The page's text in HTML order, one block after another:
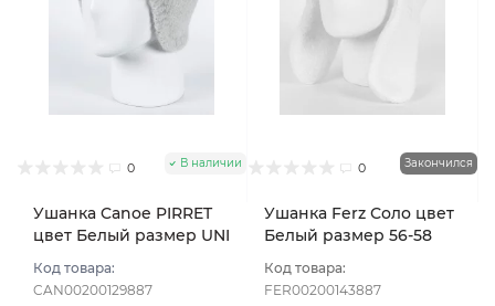
0 В наличии
Ушанка Canoe PIRRET
цвет Белый размер UNI
Код товара:
CAN00200129887
0 Закончился
Ушанка Ferz Соло цвет
Белый размер 56-58
Код товара:
FER00200143887